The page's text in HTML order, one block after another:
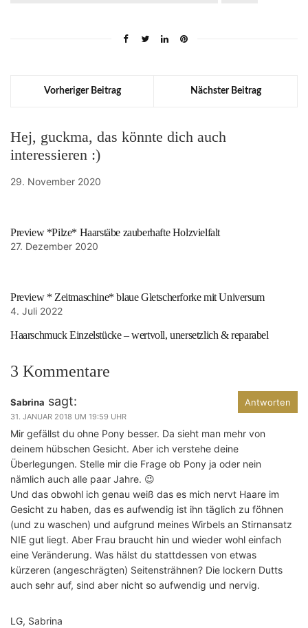
Vorheriger Beitrag Nächster Beitrag
Hej, guckma, das könnte dich auch
interessieren :)
29. November 2020
Preview *Pilze* Haarstäbe zauberhafte Holzvielfalt
27. Dezember 2020
Preview * Zeitmaschine* blaue Gletscherforke mit Universum
4. Juli 2022
Haarschmuck Einzelstücke – wertvoll, unersetzlich & reparabel
3 Kommentare
Sabrina sagt:
31. JANUAR 2018 UM 19:59 UHR
Mir gefällst du ohne Pony besser. Da sieht man mehr von
deinem hübschen Gesicht. Aber ich verstehe deine
Überlegungen. Stelle mir die Frage ob Pony ja oder nein
nämlich auch alle paar Jahre. 😉
Und das obwohl ich genau weiß das es mich nervt Haare im
Gesicht zu haben, das es aufwendig ist ihn täglich zu föhnen
(und zu waschen) und aufgrund meines Wirbels an Stirnansatz
NIE gut liegt. Aber Frau braucht hin und wieder wohl einfach
eine Veränderung. Was hälst du stattdessen von etwas
kürzeren (angeschrägten) Seitensträhnen? Die lockern Dutts
auch sehr auf, sind aber nicht so aufwendig und nervig.
LG, Sabrina
Antworten